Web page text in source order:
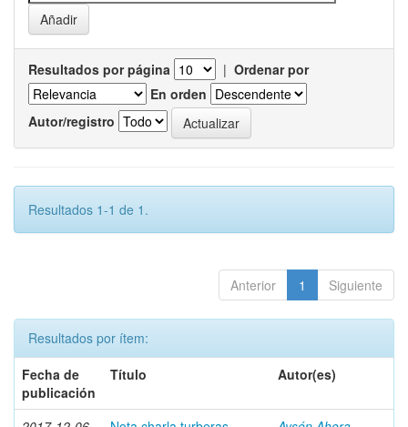
Resultados por página | Ordenar por
En orden
Autor/registro
Resultados 1-1 de 1.
Anterior 1 Siguiente
Resultados por ítem:
Fecha de
publicación
Título Autor(es)